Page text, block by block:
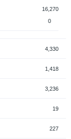
16,270
0
4,330
1,418
3,236
19
227